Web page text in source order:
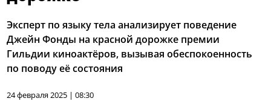
Эксперт по языку тела анализирует поведение
Джейн Фонды на красной дорожке премии
Гильдии киноактёров, вызывая обеспокоенность
по поводу её состояния
24 февраля 2025 | 08:30